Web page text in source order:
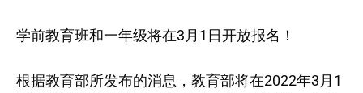
学前教育班和一年级将在3月1日开放报名！
根据教育部所发布的消息，教育部将在2022年3月1